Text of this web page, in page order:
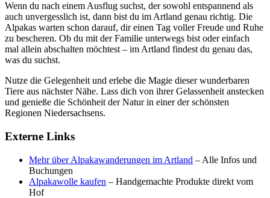
Wenn du nach einem Ausflug suchst, der sowohl entspannend als
auch unvergesslich ist, dann bist du im Artland genau richtig. Die
Alpakas warten schon darauf, dir einen Tag voller Freude und Ruhe
zu bescheren. Ob du mit der Familie unterwegs bist oder einfach
mal allein abschalten möchtest – im Artland findest du genau das,
was du suchst.
Nutze die Gelegenheit und erlebe die Magie dieser wunderbaren
Tiere aus nächster Nähe. Lass dich von ihrer Gelassenheit anstecken
und genieße die Schönheit der Natur in einer der schönsten
Regionen Niedersachsens.
Externe Links
Mehr über Alpakawanderungen im Artland – Alle Infos und
Buchungen
Alpakawolle kaufen – Handgemachte Produkte direkt vom
Hof